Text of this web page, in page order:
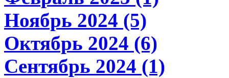
Ноябрь 2024 (5)
Октябрь 2024 (6)
Сентябрь 2024 (1)